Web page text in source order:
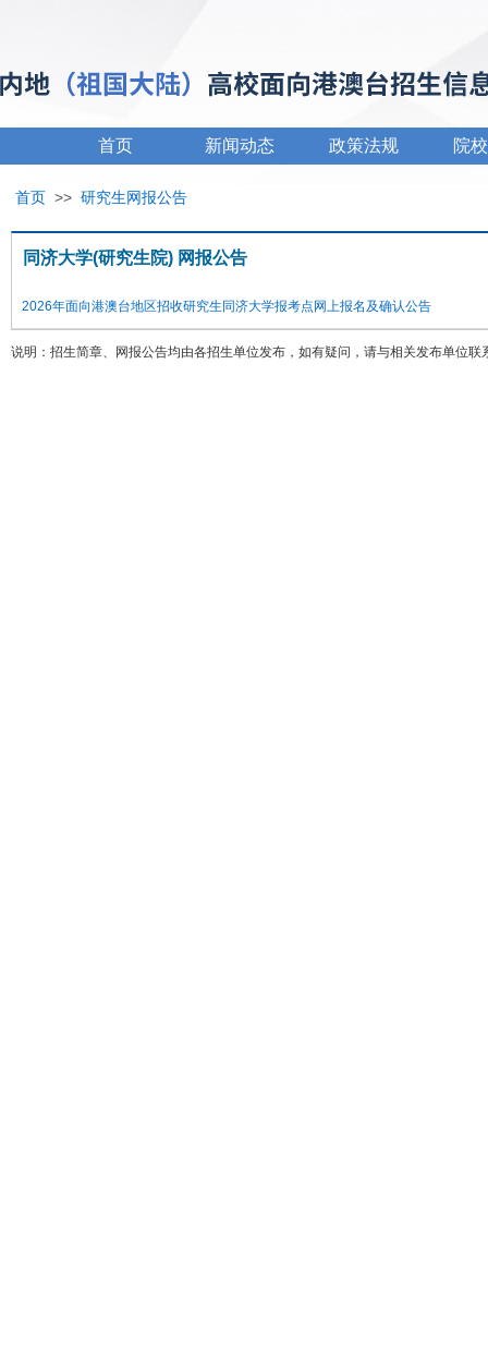
首页 新闻动态 政策法规 院
首页 >> 研究生网报公告
同济大学(研究生院) 网报公告
2026年面向港澳台地区招收研究生同济大学报考点网上报名及确认公告
说明：招生简章、网报公告均由各招生单位发布，如有疑问，请与相关发布单位